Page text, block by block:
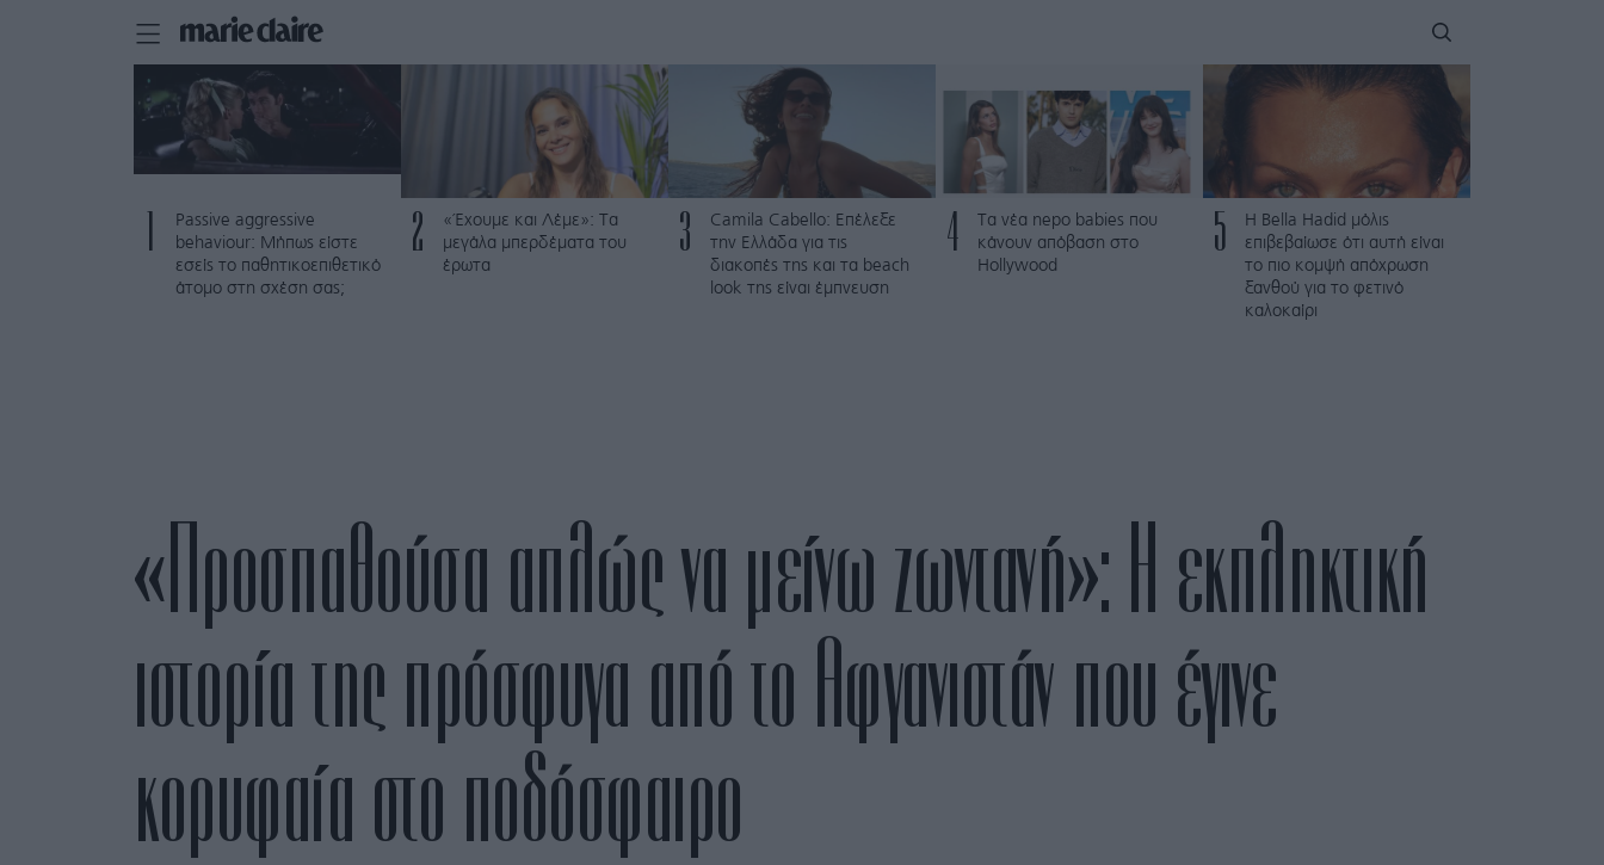
Passive aggressive
behaviour: Μήπως είστε
εσείς το παθητικοεπιθετικό
άτομο στη σχέση σας;
2
«Έχουμε και Λέμε»: Τα
μεγάλα μπερδέματα του
έρωτα
3
Camila Cabello: Επέλεξε
την Ελλάδα για τις
διακοπές της και τα beach
look της είναι έμπνευση
4
Τα νέα nepo babies που
κάνουν απόβαση στο
Hollywood
5
Η Bella Hadid μόλις
επιβεβαίωσε ότι αυτή είναι
το πιο κομψή απόχρωση
ξανθού για το φετινό
καλοκαίρι
«Προσπαθούσα απλώς να μείνω ζωντανή»: Η εκπληκτική
ιστορία της πρόσφυγα από το Αφγανιστάν που έγινε
κορυφαία στο ποδόσφαιρο